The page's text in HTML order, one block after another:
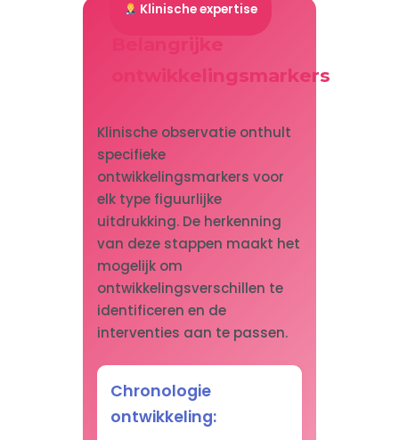
Klinische expertise
Belangrijke
ontwikkelingsmarkers
Klinische observatie onthult
specifieke
ontwikkelingsmarkers voor
elk type figuurlijke
uitdrukking. De herkenning
van deze stappen maakt het
mogelijk om
ontwikkelingsverschillen te
identificeren en de
interventies aan te passen.
Chronologie
ontwikkeling: